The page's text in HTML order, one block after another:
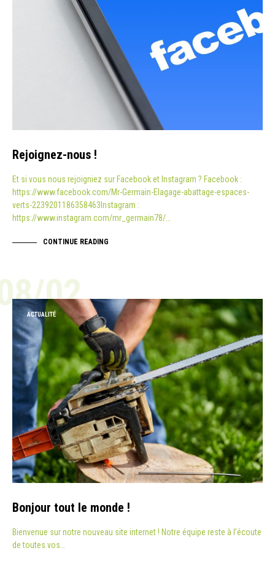
Rejoignez-nous !
Et si vous nous rejoigniez sur Facebook et Instagram ? Facebook :
https://www.facebook.com/Mr-Germain-Elagage-abattage-espaces-
verts-2239201186358463Instagram :
https://www.instagram.com/mr_germain78/…
CONTINUE READING
02
ACTUALITÉ
Bonjour tout le monde !
Bienvenue sur notre nouveau site internet ! Notre équipe reste à l’écoute
de toutes vos…